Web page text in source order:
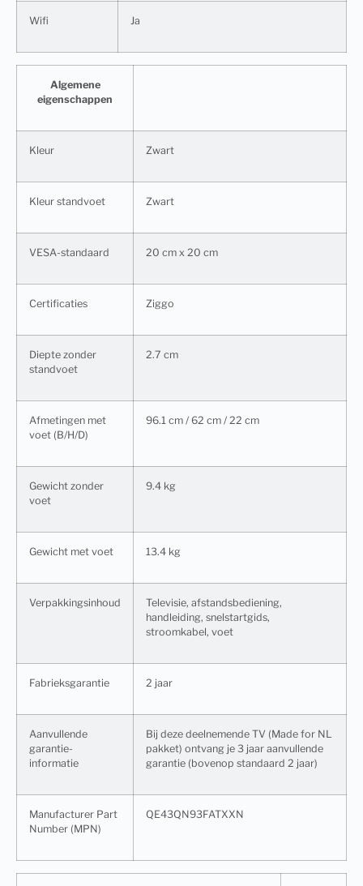
Wifi Ja
Algemene
eigenschappen
Kleur Zwart
Kleur standvoet Zwart
VESA-standaard 20 cm x 20 cm
Certificaties Ziggo
Diepte zonder
standvoet
2.7 cm
Afmetingen met
voet (B/H/D)
96.1 cm / 62 cm / 22 cm
Gewicht zonder
voet
9.4 kg
Gewicht met voet 13.4 kg
Verpakkingsinhoud
Televisie, afstandsbediening,
handleiding, snelstartgids,
stroomkabel, voet
Fabrieksgarantie 2 jaar
Aanvullende
garantie-
informatie
Bij deze deelnemende TV (Made for NL
pakket) ontvang je 3 jaar aanvullende
garantie (bovenop standaard 2 jaar)
Manufacturer Part
Number (MPN)
QE43QN93FATXXN